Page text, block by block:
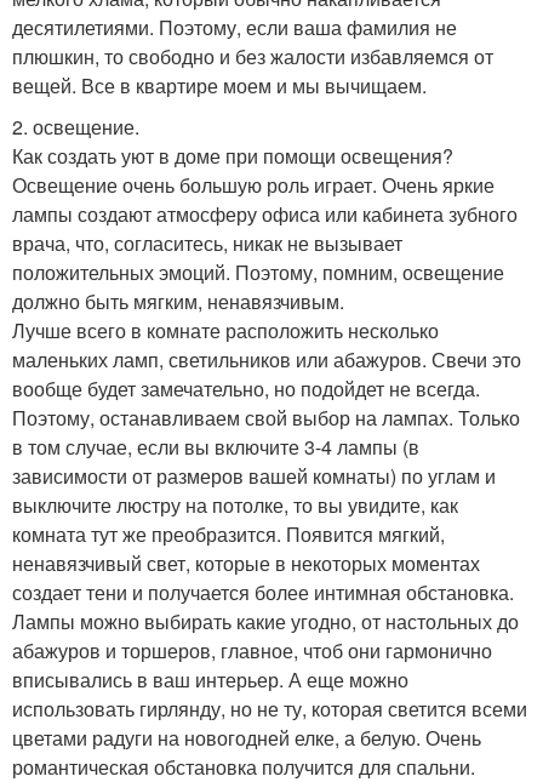
десятилетиями. Поэтому, если ваша фамилия не
плюшкин, то свободно и без жалости избавляемся от
вещей. Все в квартире моем и мы вычищаем.
2. освещение.
Как создать уют в доме при помощи освещения?
Освещение очень большую роль играет. Очень яркие
лампы создают атмосферу офиса или кабинета зубного
врача, что, согласитесь, никак не вызывает
положительных эмоций. Поэтому, помним, освещение
должно быть мягким, ненавязчивым.
Лучше всего в комнате расположить несколько
маленьких ламп, светильников или абажуров. Свечи это
вообще будет замечательно, но подойдет не всегда.
Поэтому, останавливаем свой выбор на лампах. Только
в том случае, если вы включите 3-4 лампы (в
зависимости от размеров вашей комнаты) по углам и
выключите люстру на потолке, то вы увидите, как
комната тут же преобразится. Появится мягкий,
ненавязчивый свет, которые в некоторых моментах
создает тени и получается более интимная обстановка.
Лампы можно выбирать какие угодно, от настольных до
абажуров и торшеров, главное, чтоб они гармонично
вписывались в ваш интерьер. А еще можно
использовать гирлянду, но не ту, которая светится всеми
цветами радуги на новогодней елке, а белую. Очень
романтическая обстановка получится для спальни.